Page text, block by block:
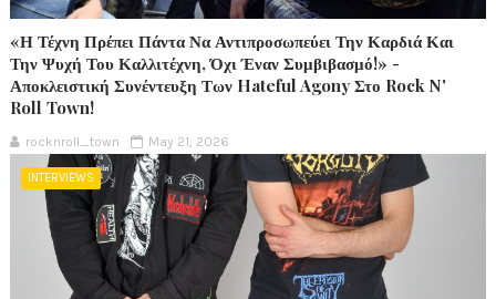
«Η Τέχνη Πρέπει Πάντα Να Αντιπροσωπεύει Την Καρδιά Και
Την Ψυχή Του Καλλιτέχνη, Όχι Έναν Συμβιβασμό!» -
Αποκλειστική Συνέντευξη Των Hateful Agony Στο Rock N'
Roll Town!
rocknroll_town May 21, 2026
INTERVIEWS